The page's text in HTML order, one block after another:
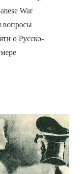
War
вопросы
о Русско-